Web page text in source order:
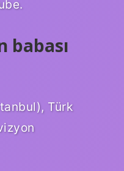
babası
Türk